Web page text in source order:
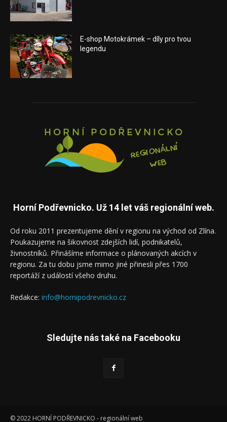
E-shop Motokrámek – díly pro tvou
legendu
Horní Podřevnicko. Už 14 let váš regionální web.
Od roku 2011 prezentujeme dění v regionu na východ od Zlína.
Poukazujeme na šikovnost zdejších lidí, podnikatelů,
živnostníků. Přinášíme informace o plánovaných akcích v
regionu. Za tu dobu jsme mimo jiné přinesli přes 1700
reportáží z událostí všeho druhu.
Redakce: info@hornipodrevnicko.cz
Sledujte nás také na Facebooku
© 2022 HORNÍ PODŘEVNICKO - regionální web